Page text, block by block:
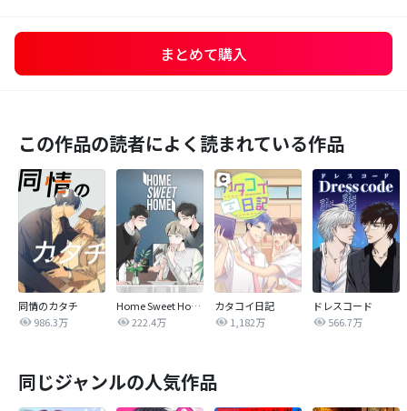
まとめて購入
この作品の読者によく読まれている作品
同情のカタチ
986.3万
Home Sweet Home
222.4万
カタコイ日記
1,182万
ドレスコード
566.7万
同じジャンルの人気作品